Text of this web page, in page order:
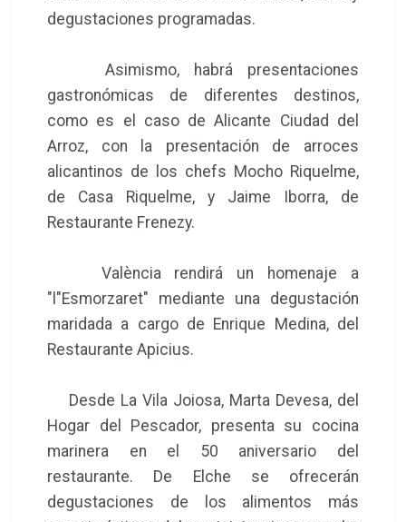
degustaciones programadas.
Asimismo, habrá presentaciones
gastronómicas de diferentes destinos,
como es el caso de Alicante Ciudad del
Arroz, con la presentación de arroces
alicantinos de los chefs Mocho Riquelme,
de Casa Riquelme, y Jaime Iborra, de
Restaurante Frenezy.
València rendirá un homenaje a
"l"Esmorzaret" mediante una degustación
maridada a cargo de Enrique Medina, del
Restaurante Apicius.
Desde La Vila Joiosa, Marta Devesa, del
Hogar del Pescador, presenta su cocina
marinera en el 50 aniversario del
restaurante. De Elche se ofrecerán
degustaciones de los alimentos más